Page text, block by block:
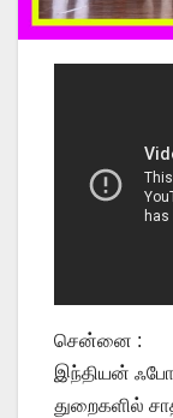
சென்னை :
இந்தியன்
துறைகளில்